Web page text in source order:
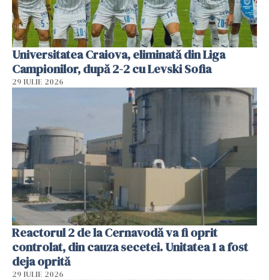
Universitatea Craiova, eliminată din Liga
Campionilor, după 2-2 cu Levski Sofia
29 IULIE 2026
Reactorul 2 de la Cernavodă va fi oprit
controlat, din cauza secetei. Unitatea 1 a fost
deja oprită
29 IULIE 2026